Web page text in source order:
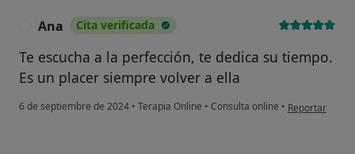
Ana Cita verificada
Te escucha a la perfección, te dedica su tiempo.
Es un placer siempre volver a ella
6 de septiembre de 2024 • Terapia Online • Consulta online • en opinión del
Reportar